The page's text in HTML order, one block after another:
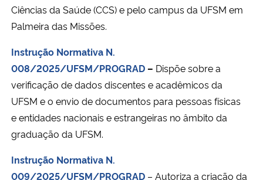
Ciências da Saúde (CCS) e pelo campus da UFSM em
Palmeira das Missões.
Instrução Normativa N.
008/2025/UFSM/PROGRAD – Dispõe sobre a
verificação de dados discentes e acadêmicos da
UFSM e o envio de documentos para pessoas físicas
e entidades nacionais e estrangeiras no âmbito da
graduação da UFSM.
Instrução Normativa N.
009/2025/UFSM/PROGRAD – Autoriza a criação da